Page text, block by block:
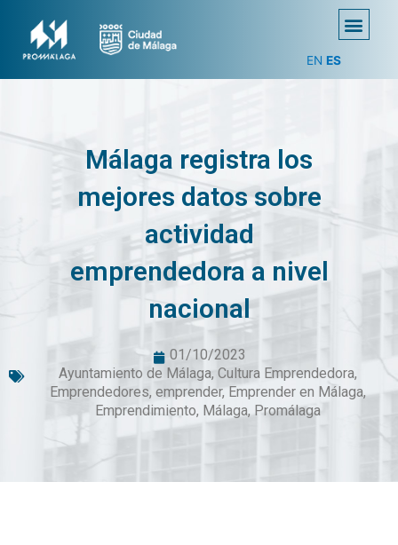
EN ES
Málaga registra los
mejores datos sobre
actividad
emprendedora a nivel
nacional
01/10/2023
Ayuntamiento de Málaga, Cultura Emprendedora,
Emprendedores, emprender, Emprender en Málaga,
Emprendimiento, Málaga, Promálaga